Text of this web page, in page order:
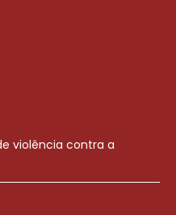
violência contra a